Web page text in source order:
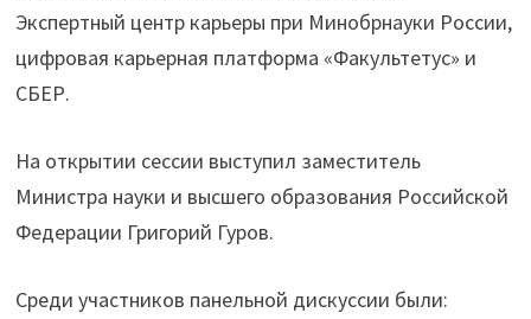
Экспертный центр карьеры при Минобрнауки России,
цифровая карьерная платформа «Факультетус» и
СБЕР.
На открытии сессии выступил заместитель
Министра науки и высшего образования Российской
Федерации Григорий Гуров.
Среди участников панельной дискуссии были: